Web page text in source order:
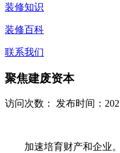
装修知识
装修百科
联系我们
聚焦建废资本
访问次数： 发布时间：
加速培育财产和企业。